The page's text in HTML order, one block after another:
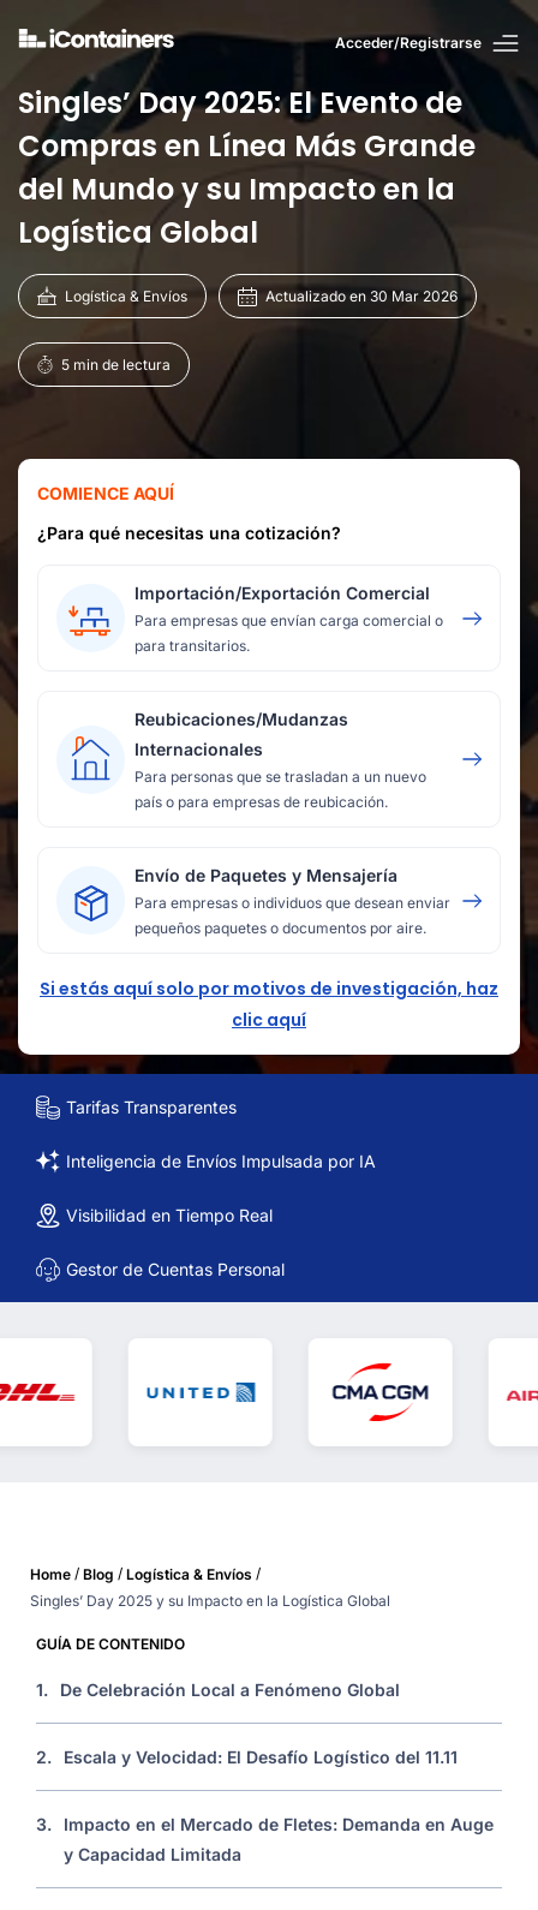
Acceder/Registrarse
Singles’ Day 2025: El Evento de
Compras en Línea Más Grande
del Mundo y su Impacto en la
Logística Global
Logística & Envíos Actualizado en 30 Mar 2026
5 min de lectura
COMIENCE AQUÍ
¿Para qué necesitas una cotización?
Importación/Exportación Comercial
Para empresas que envían carga comercial o
para transitarios.
Reubicaciones/Mudanzas
Internacionales
Para personas que se trasladan a un nuevo
país o para empresas de reubicación.
Envío de Paquetes y Mensajería
Para empresas o individuos que desean enviar
pequeños paquetes o documentos por aire.
Si estás aquí solo por motivos de investigación, haz
clic aquí
Tarifas Transparentes
Inteligencia de Envíos Impulsada por IA
Visibilidad en Tiempo Real
Gestor de Cuentas Personal
Home / Blog / Logística & Envíos /
Singles’ Day 2025 y su Impacto en la Logística Global
GUÍA DE CONTENIDO
1. De Celebración Local a Fenómeno Global
2. Escala y Velocidad: El Desafío Logístico del 11.11
3.
Impacto en el Mercado de Fletes: Demanda en Auge
y Capacidad Limitada